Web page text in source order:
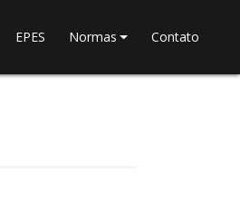
EPES Normas Contato